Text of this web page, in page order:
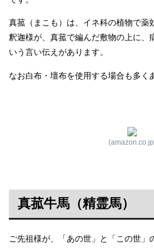
真菰（まこも）は、イネ科の植物で薬
釈迦様が、真菰で編んだ敷物の上に、
いう言い伝えがあります。
なお白布・壇布を使用する場合も多く
真菰牛馬（精霊馬）
ご先祖様が、「あの世」と「この世」